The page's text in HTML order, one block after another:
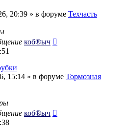
20:39 » в форуме Техчасть
коб®ыч
15:14 » в форуме Тормозная
коб®ыч